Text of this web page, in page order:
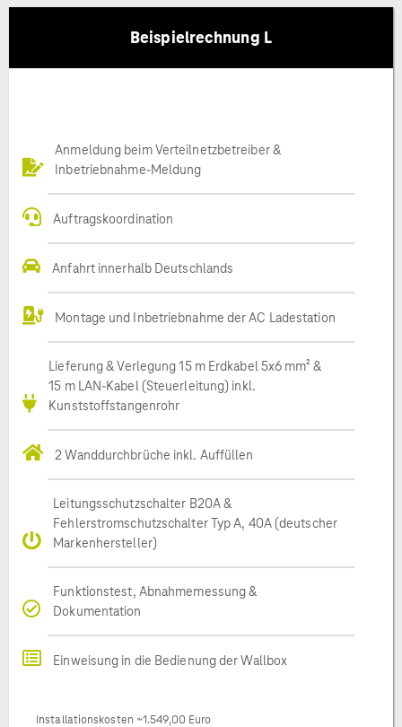
Beispielrechnung L
Anmeldung beim Verteilnetzbetreiber &
Inbetriebnahme-Meldung
Auftragskoordination
Anfahrt innerhalb Deutschlands
Montage und Inbetriebnahme der AC Ladestation
Lieferung & Verlegung 15 m Erdkabel 5x6 mm² &
15 m LAN-Kabel (Steuerleitung) inkl.
Kunststoffstangenrohr
2 Wanddurchbrüche inkl. Auffüllen
Leitungsschutzschalter B20A &
Fehlerstromschutzschalter Typ A, 40A (deutscher
Markenhersteller)
Funktionstest, Abnahmemessung &
Dokumentation
Einweisung in die Bedienung der Wallbox
Installationskosten ~1.549,00 Euro